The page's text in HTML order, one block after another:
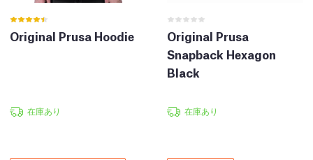
Original Prusa Hoodie
在庫あり
Original Prusa
Snapback Hexagon
Black
在庫あり